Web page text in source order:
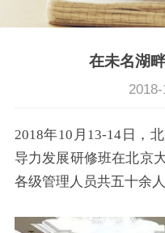
在未名湖
2018年10月13-14日，
导力发展研修班在北京
各级管理人员共五十余